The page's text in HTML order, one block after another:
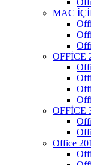
MAC
OFFİCE
OFFİCE
Office